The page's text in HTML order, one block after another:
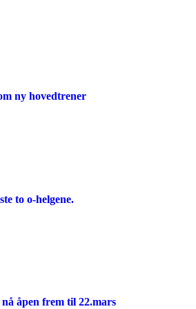
ny hovedtrener
to o-helgene.
åpen frem til 22.mars